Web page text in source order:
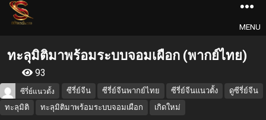
MENU
ทะลุมิติมาพร้อมระบบจอมเผือก (พากย์ไทย)
93
ซีรี่ย์แนวตั้ง ซีรี่ย์จีน ซีรี่ย์จีนพากย์ไทย ซีรี่ย์จีนแนวตั้ง
ดูซีรี่ย์จีน
ทะลุมิติ
ทะลุมิติมาพร้อมระบบจอมเผือก เกิดใหม่